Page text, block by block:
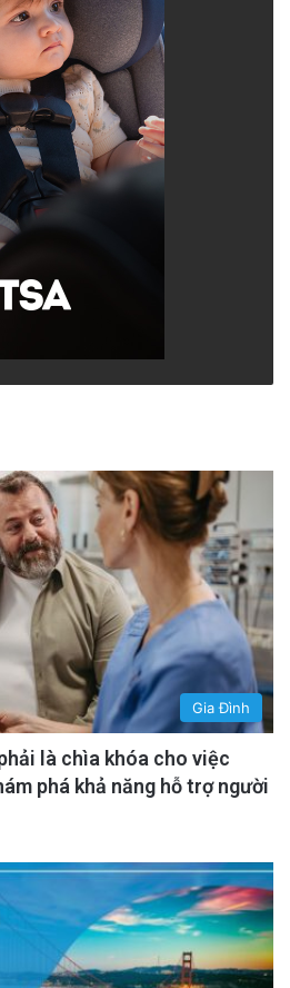
Gia Đình
là chìa khóa cho việc
phá khả năng hỗ trợ người